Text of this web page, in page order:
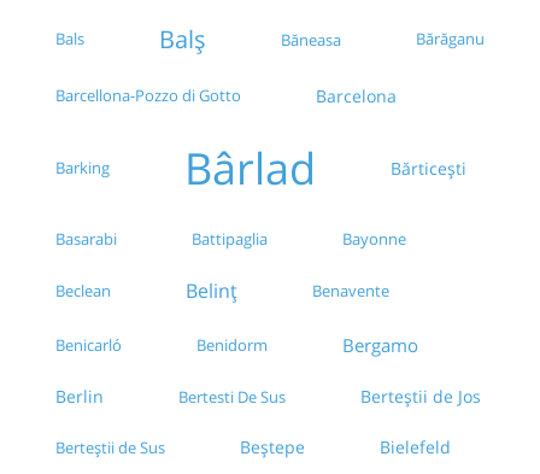
Bals Balș Băneasa Bărăganu
Barcellona-Pozzo di Gotto Barcelona
Barking Bârlad Bărticești
Basarabi Battipaglia Bayonne
Beclean Belinț Benavente
Benicarló Benidorm Bergamo
Berlin Bertesti De Sus Berteștii de Jos
Berteștii de Sus Beștepe Bielefeld